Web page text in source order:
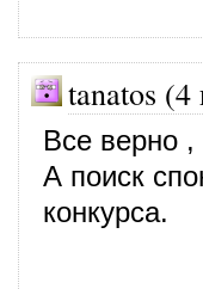
tanatos
Все верно
А поиск
конкурса.